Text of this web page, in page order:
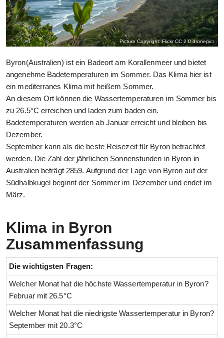
Picture Copyright: Flickr CC 2.0dronepicr
Byron(Australien) ist ein Badeort am Korallenmeer und bietet
angenehme Badetemperaturen im Sommer. Das Klima hier ist
ein mediterranes Klima mit heißem Sommer.
An diesem Ort können die Wassertemperaturen im Sommer bis
zu 26.5°C erreichen und laden zum baden ein.
Badetemperaturen werden ab Januar erreicht und bleiben bis
Dezember.
September kann als die beste Reisezeit für Byron betrachtet
werden. Die Zahl der jährlichen Sonnenstunden in Byron in
Australien beträgt 2859. Aufgrund der Lage von Byron auf der
Südhalbkugel beginnt der Sommer im Dezember und endet im
März.
Klima in Byron
Zusammenfassung
Die wichtigsten Fragen:
Welcher Monat hat die höchste Wassertemperatur in Byron?
Februar mit 26.5°C
Welcher Monat hat die niedrigste Wassertemperatur in Byron?
September mit 20.3°C